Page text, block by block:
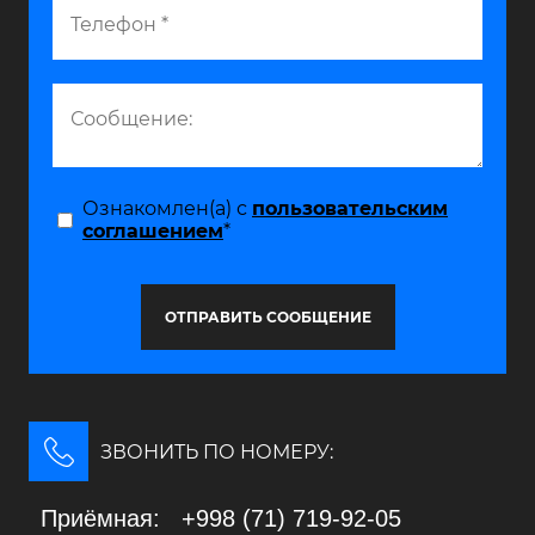
ЗВОНИТЬ ПО НОМЕРУ:
Приёмная: +998 (71) 719-92-05
Ознакомлен(а) с пользовательским
соглашением*
ОТПРАВИТЬ СООБЩЕНИЕ